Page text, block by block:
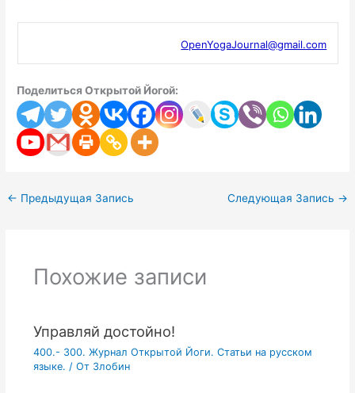
OpenYogaJournal@gmail.com
Поделиться Открытой Йогой:
← Предыдущая Запись Следующая Запись →
Похожие записи
Управляй достойно!
400.- 300. Журнал Открытой Йоги. Статьи на русском
языке. / От Злобин